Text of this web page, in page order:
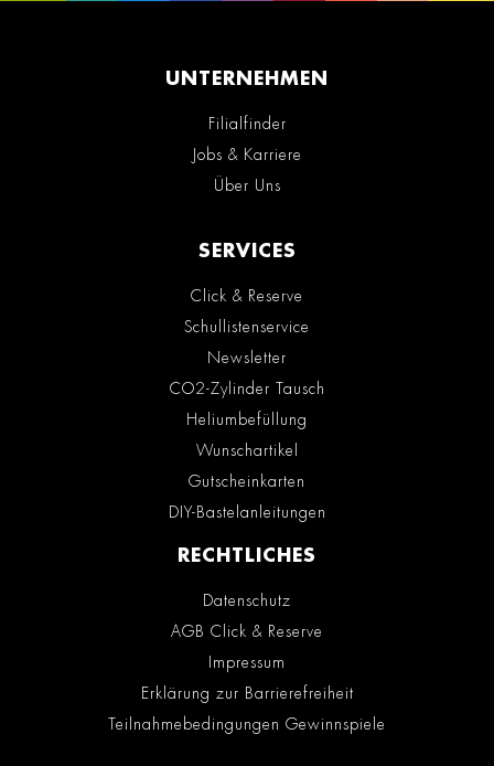
UNTERNEHMEN
Filialfinder
Jobs & Karriere
Über Uns
SERVICES
Click & Reserve
Schullistenservice
Newsletter
CO2-Zylinder Tausch
Heliumbefüllung
Wunschartikel
Gutscheinkarten
DIY-Bastelanleitungen
RECHTLICHES
Datenschutz
AGB Click & Reserve
Impressum
Erklärung zur Barrierefreiheit
Teilnahmebedingungen Gewinnspiele